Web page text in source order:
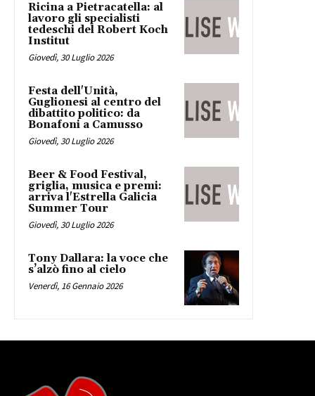
Ricina a Pietracatella: al
lavoro gli specialisti
tedeschi del Robert Koch
Institut
Giovedì, 30 Luglio 2026
Festa dell'Unità,
Guglionesi al centro del
dibattito politico: da
Bonafoni a Camusso
Giovedì, 30 Luglio 2026
Beer & Food Festival,
griglia, musica e premi:
arriva l'Estrella Galicia
Summer Tour
Giovedì, 30 Luglio 2026
Tony Dallara: la voce che
s’alzò fino al cielo
Venerdì, 16 Gennaio 2026